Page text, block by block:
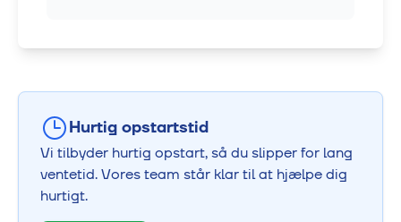
Hurtig opstartstid
Vi tilbyder hurtig opstart, så du slipper for lang
ventetid. Vores team står klar til at hjælpe dig
hurtigt.